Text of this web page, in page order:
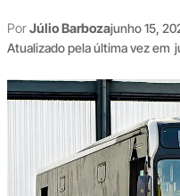
PorJúlio Barbozajunho 15,
Atualizado pela última vez em